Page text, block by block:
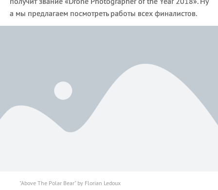
а мы предлагаем посмотреть работы всех финалистов.
"Above The Polar Bear" by Florian Ledoux